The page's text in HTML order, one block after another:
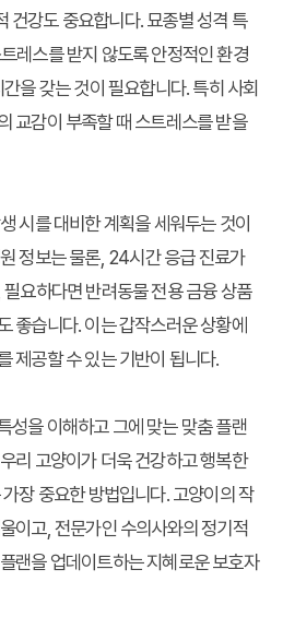
건강도 중요합니다. 묘종별 성격 특
레스를 받지 않도록 안정적인 환경
을 갖는 것이 필요합니다. 특히 사회
교감이 부족할 때 스트레스를 받을
시를 대비한 계획을 세워두는 것이
정보는 물론, 24시간 응급 진료가
요하다면 반려동물 전용 금융 상품
좋습니다. 이는 갑작스러운 상황에
제공할 수 있는 기반이 됩니다.
성을 이해하고 그에 맞는맞춤 플랜
리 고양이가 더욱 건강하고 행복한
장 중요한 방법입니다. 고양이의 작
이고, 전문가인 수의사와의 정기적
랜을 업데이트하는 지혜로운 보호자